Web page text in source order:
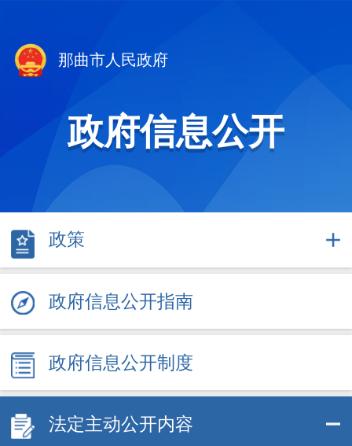
那曲市人民政府
政府信息公开
政策
政府信息公开指南
政府信息公开制度
法定主动公开内容